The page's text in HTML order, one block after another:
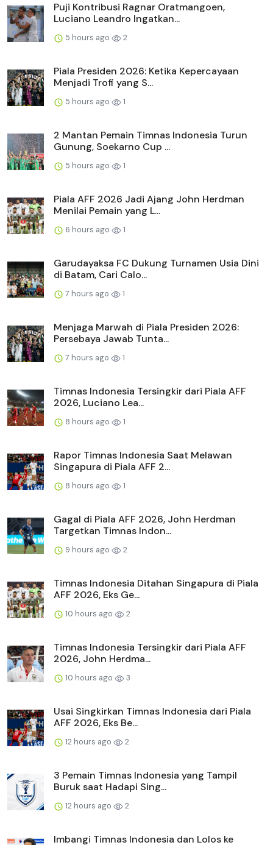
Puji Kontribusi Ragnar Oratmangoen,
Luciano Leandro Ingatkan...
5 hours ago 2
Piala Presiden 2026: Ketika Kepercayaan
Menjadi Trofi yang S...
5 hours ago 1
2 Mantan Pemain Timnas Indonesia Turun
Gunung, Soekarno Cup ...
5 hours ago 1
Piala AFF 2026 Jadi Ajang John Herdman
Menilai Pemain yang L...
6 hours ago 1
Garudayaksa FC Dukung Turnamen Usia Dini
di Batam, Cari Calo...
7 hours ago 1
Menjaga Marwah di Piala Presiden 2026:
Persebaya Jawab Tunta...
7 hours ago 1
Timnas Indonesia Tersingkir dari Piala AFF
2026, Luciano Lea...
8 hours ago 1
Rapor Timnas Indonesia Saat Melawan
Singapura di Piala AFF 2...
8 hours ago 1
Gagal di Piala AFF 2026, John Herdman
Targetkan Timnas Indon...
9 hours ago 2
Timnas Indonesia Ditahan Singapura di Piala
AFF 2026, Eks Ge...
10 hours ago 2
Timnas Indonesia Tersingkir dari Piala AFF
2026, John Herdma...
10 hours ago 3
Usai Singkirkan Timnas Indonesia dari Piala
AFF 2026, Eks Be...
12 hours ago 2
3 Pemain Timnas Indonesia yang Tampil
Buruk saat Hadapi Sing...
12 hours ago 2
Imbangi Timnas Indonesia dan Lolos ke